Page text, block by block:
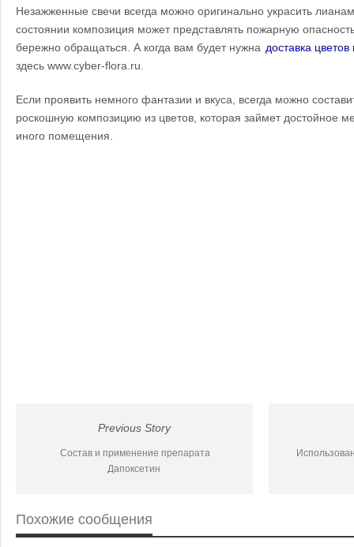
Незажженные свечи всегда можно оригинально украсить
состоянии композиция может представлять пожарную
бережно обращаться. А когда вам будет нужна доставка цветов
здесь www.cyber-flora.ru.
Если проявить немного фантазии и вкуса, всегда можно
роскошную композицию из цветов, которая займет достойное
иного помещения.
Previous Story
Состав и применение препарата
Дапоксетин
Похожие сообщения